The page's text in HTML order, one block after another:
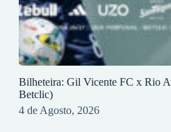
Bilheteira: Gil Vicente FC x Rio
Betclic)
4 de Agosto, 2026